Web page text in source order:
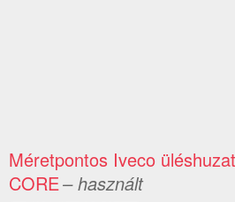
Méretpontos Iveco
CORE– használt